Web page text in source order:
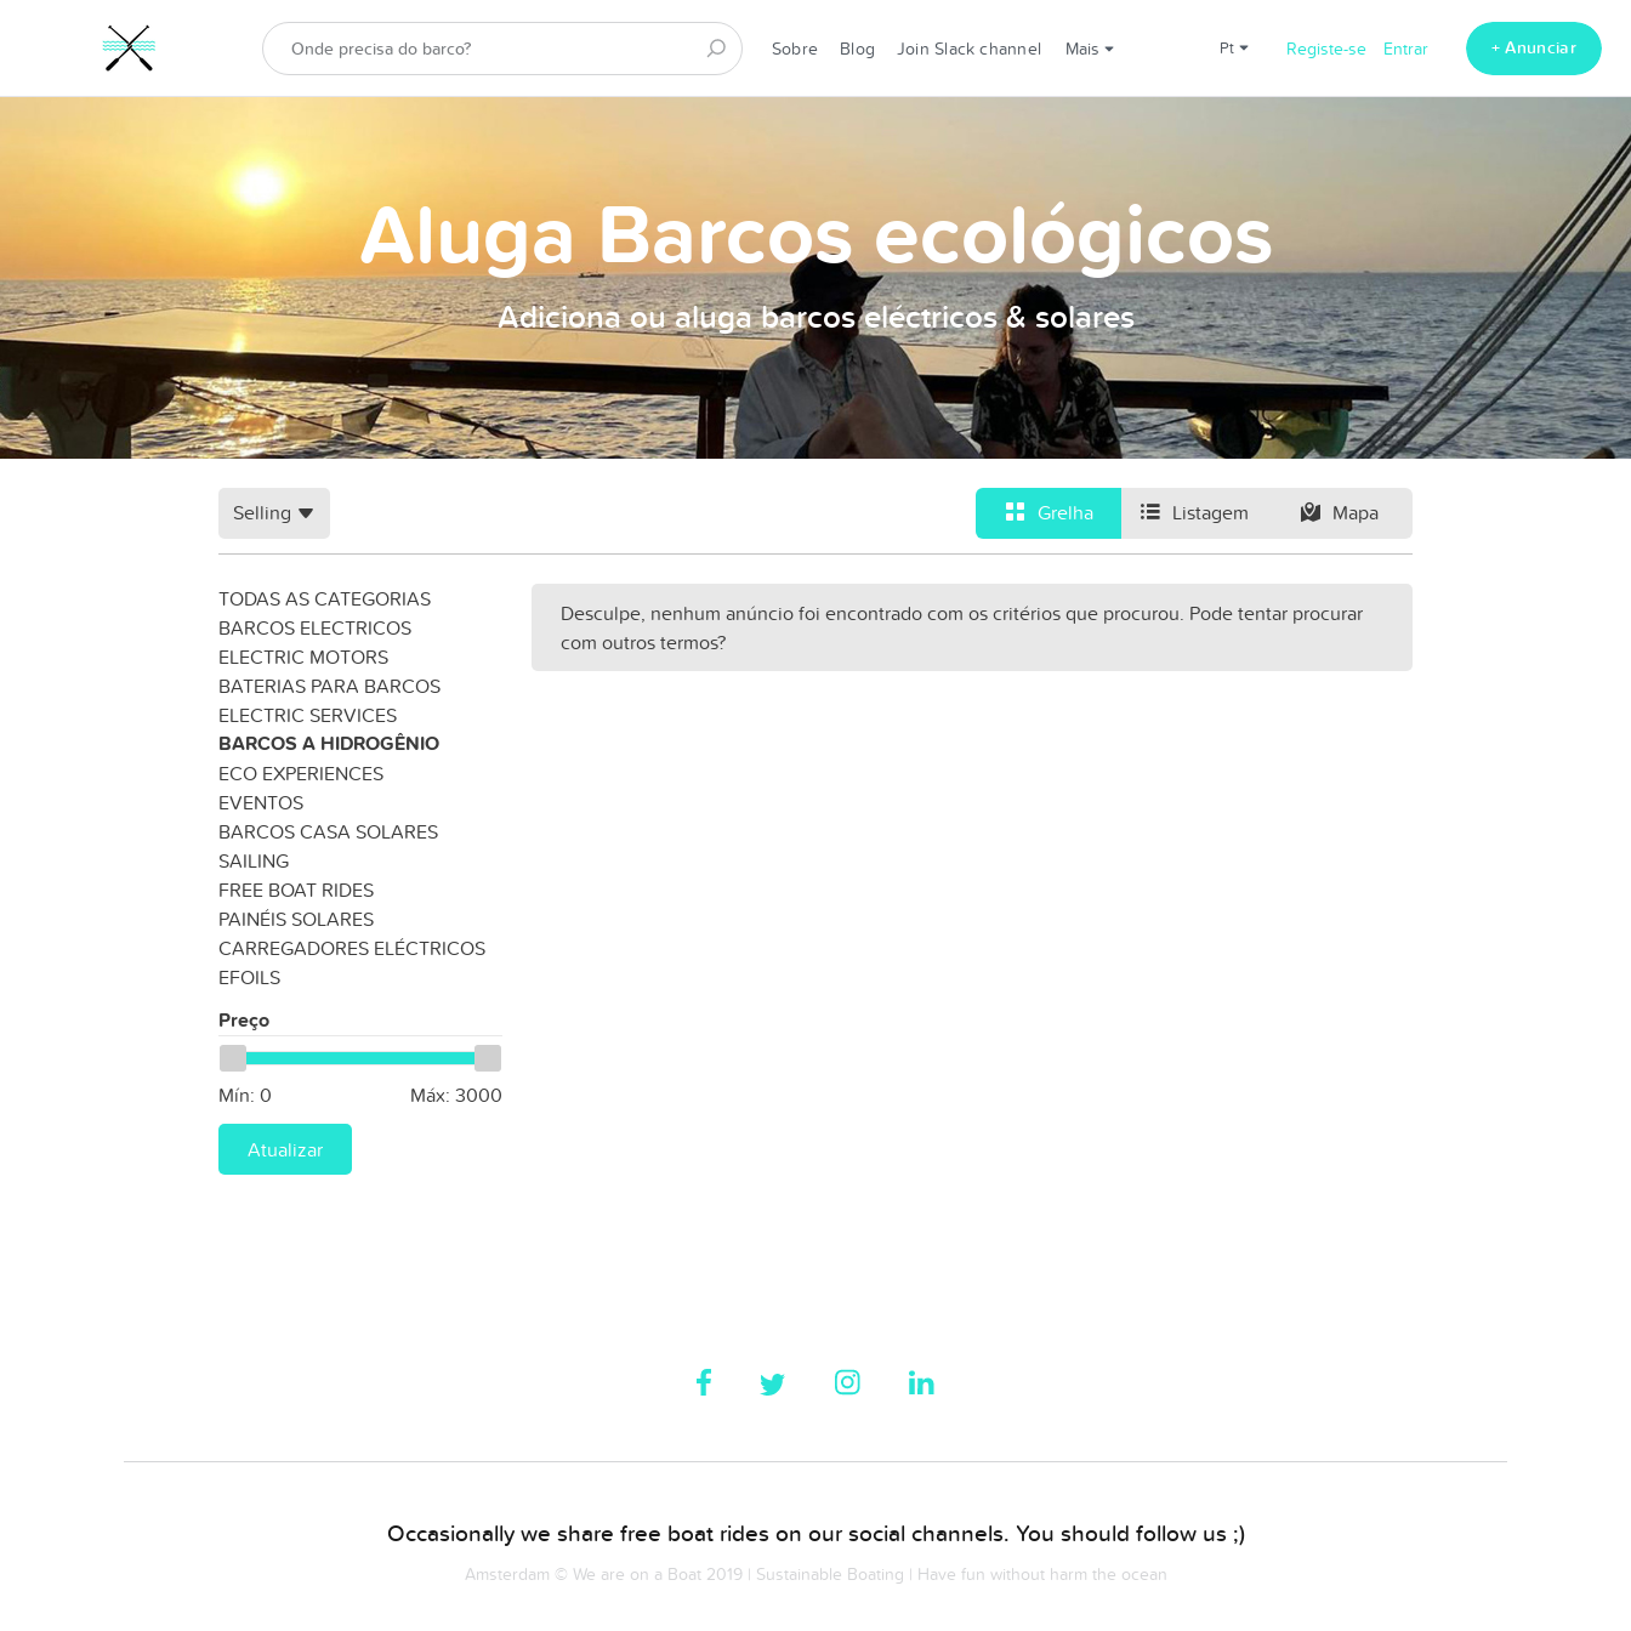
Sobre Blog Join Slack channel Mais pt Registe-se Entrar + Anunciar
Aluga Barcos ecológicos
Adiciona ou aluga barcos eléctricos & solares
Grelha Listagem Mapa
Selling
TODAS AS CATEGORIAS
BARCOS ELECTRICOS
ELECTRIC MOTORS
BATERIAS PARA BARCOS
ELECTRIC SERVICES
BARCOS A HIDROGÊNIO
ECO EXPERIENCES
EVENTOS
BARCOS CASA SOLARES
SAILING
FREE BOAT RIDES
PAINÉIS SOLARES
CARREGADORES ELÉCTRICOS
EFOILS
Preço
Mín: 0 Máx: 3000
Atualizar
Desculpe, nenhum anúncio foi encontrado com os critérios que procurou. Pode tentar procurar
com outros termos?
Occasionally we share free boat rides on our social channels. You should follow us ;)
Amsterdam © We are on a Boat 2019 | Sustainable Boating | Have fun without harm the ocean